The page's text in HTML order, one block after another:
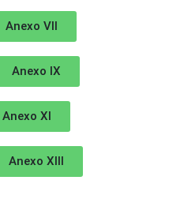
Anexo VII
Anexo IX
Anexo XI
Anexo XIII